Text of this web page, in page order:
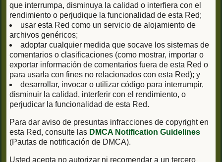
que interrumpa, disminuya la calidad o interfiera con el
rendimiento o perjudique la funcionalidad de esta Red;
usar esta Red como un servicio de alojamiento de
archivos genéricos;
adoptar cualquier medida que socave los sistemas de
comentarios o clasificaciones (como mostrar, importar o
exportar información de comentarios fuera de esta Red o
para usarla con fines no relacionados con esta Red); y
desarrollar, invocar o utilizar código para interrumpir,
disminuir la calidad, interferir con el rendimiento, o
perjudicar la funcionalidad de esta Red.
Para dar aviso de presuntas infracciones de copyright en
esta Red, consulte las DMCA Notification Guidelines
(Pautas de notificación de DMCA).
Usted acepta no autorizar ni recomendar a un tercero